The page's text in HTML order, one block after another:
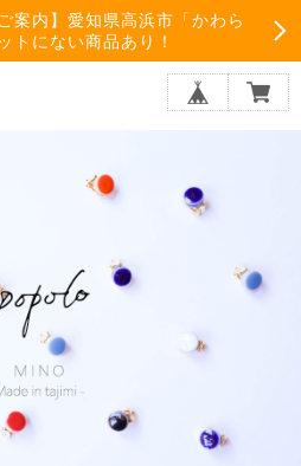
案内】愛知県高浜市「かわら
トにない商品あり！